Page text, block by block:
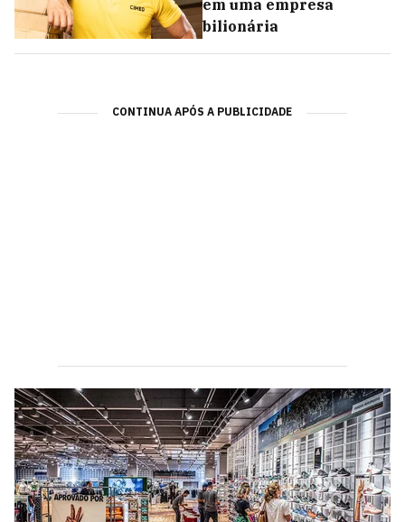
em uma empresa
bilionária
CONTINUA APÓS A PUBLICIDADE